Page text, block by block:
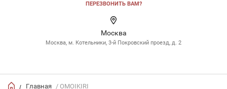
ПЕРЕЗВОНИТЬ ВАМ?
Москва
Москва, м. Котельники, 3-й Покровский проезд, д. 2
Главная / OMOIKIRI